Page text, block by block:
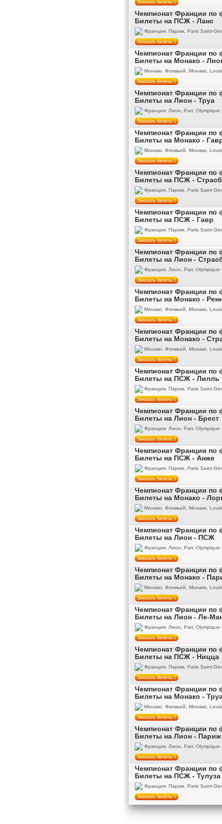
Заказать билеты
Чемпионат Франции по
Билеты на ПСЖ - Ланс
Франция. Париж, Paris Saint-
Заказать билеты
Чемпионат Франции по
Билеты на Монако -
Монако. Фонвьей, Монако,
Заказать билеты
Чемпионат Франции по
Билеты на Лион - Труа
Франция. Лион, Parc Olympique
Заказать билеты
Чемпионат Франции по
Билеты на Монако -
Монако. Фонвьей, Монако,
Заказать билеты
Чемпионат Франции по
Билеты на ПСЖ -
Франция. Париж, Paris Saint-
Заказать билеты
Чемпионат Франции по
Билеты на ПСЖ - Гавр
Франция. Париж, Paris Saint-
Заказать билеты
Чемпионат Франции по
Билеты на Лион -
Франция. Лион, Parc Olympique
Заказать билеты
Чемпионат Франции по
Билеты на Монако -
Монако. Фонвьей, Монако,
Заказать билеты
Чемпионат Франции по
Билеты на Монако -
Монако. Фонвьей, Монако,
Заказать билеты
Чемпионат Франции по
Билеты на ПСЖ - Лилль
Франция. Париж, Paris Saint-
Заказать билеты
Чемпионат Франции по
Билеты на Лион - Брест
Франция. Лион, Parc Olympique
Заказать билеты
Чемпионат Франции по
Билеты на ПСЖ - Анже
Франция. Париж, Paris Saint-
Заказать билеты
Чемпионат Франции по
Билеты на Монако -
Монако. Фонвьей, Монако,
Заказать билеты
Чемпионат Франции по
Билеты на Лион - ПСЖ
Франция. Лион, Parc Olympique
Заказать билеты
Чемпионат Франции по
Билеты на Монако -
Монако. Фонвьей, Монако,
Заказать билеты
Чемпионат Франции по
Билеты на Лион - Ле-
Франция. Лион, Parc Olympique
Заказать билеты
Чемпионат Франции по
Билеты на ПСЖ - Ницца
Франция. Париж, Paris Saint-
Заказать билеты
Чемпионат Франции по
Билеты на Монако -
Монако. Фонвьей, Монако,
Заказать билеты
Чемпионат Франции по
Билеты на Лион - Париж
Франция. Лион, Parc Olympique
Заказать билеты
Чемпионат Франции по
Билеты на ПСЖ - Тулуза
Франция. Париж, Paris Saint-
Заказать билеты